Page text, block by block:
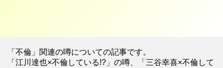
「不倫」関連の噂についての記事です。
「江川達也×不倫している!?」の噂、「三谷幸喜×不倫して